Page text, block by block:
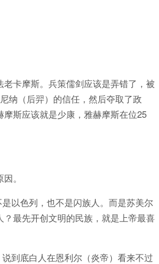
卡摩斯。兵策儒剑应该是弄错了，被
纳（后羿）的信任，然后夺取了政
斯应该就是少康，雅赫摩斯在位25
。
以色列，也不是闪族人。而是苏美尔
最先开创文明的民族，就是上帝最喜
到底白人在恩利尔（炎帝）看来不过